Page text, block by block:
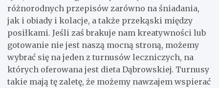
różnorodnych przepisów zarówno na śniadania,
jak i obiady i kolacje, a także przekąski między
posiłkami. Jeśli zaś brakuje nam kreatywności lub
gotowanie nie jest naszą mocną stroną, możemy
wybrać się na jeden z turnusów leczniczych, na
których oferowana jest dieta Dąbrowskiej. Turnusy
takie mają tę zaletę, że możemy nawzajem wspierać